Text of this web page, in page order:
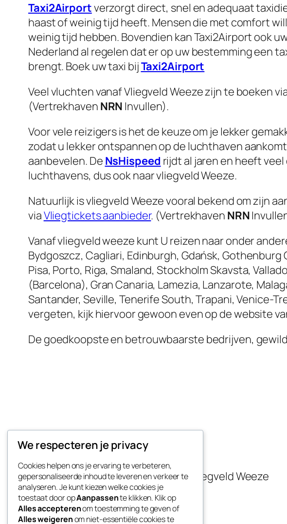
Taxi2Airportverzorgt direct, snel en adequaat
haast of weinig tijd heeft. Mensen die met comfort
weinig tijd hebben. Bovendien kan Taxi2Airport ook
Nederland al regelen dat er op uw bestemming een
brengt. Boek uw taxi bijTaxi2Airport
Veel vluchten vanaf Vliegveld Weeze zijn te boeken
(Vertrekhaven NRN Invullen).
Voor vele reizigers is het de keuze om je lekker
zodat u lekker ontspannen op de luchthaven
aanbevelen. De NsHispeed rijdt al jaren en heeft
luchthavens, dus ook naar vliegveld Weeze.
Natuurlijk is vliegveld Weeze vooral bekend om zijn
viaVliegtickets aanbieder. (Vertrekhaven NRN
Vanaf vliegveld weeze kunt U reizen naar onder
Bydgoszcz, Cagliari, Edinburgh, Gdańsk,
Pisa, Porto, Riga, Smaland, Stockholm Skavsta,
(Barcelona), Gran Canaria, Lamezia, Lanzarote,
Santander, Seville, Tenerife South, Trapani, Venice-
vergeten, kijk hiervoor gewoon even op de website
De goedkoopste en betrouwbaarste bedrijven,
Taxi naar Weeze
Goedkope vliegveld transfer naar Vliegveld Weeze
We respecteren je privacy
Cookies helpen ons je ervaring te verbeteren,
gepersonaliseerde inhoud te leveren en verkeer te
analyseren. Je kunt kiezen welke cookies je
toestaat door opAanpassente klikken. Klik op
Alles accepterenom toestemming te geven of
Alles weigerenom niet-essentiële cookies te